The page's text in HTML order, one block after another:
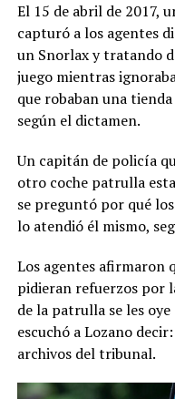
El 15 de abril de 2017,
capturó a los agentes
un Snorlax y tratando
juego mientras
que robaban una tienda
según el dictamen.
Un capitán de policía
otro coche patrulla
se preguntó por qué
lo atendió él mismo,
Los agentes afirmaron
pidieran refuerzos por
de la patrulla se les
escuchó a Lozano
archivos del tribunal.